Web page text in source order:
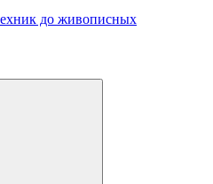
до живописных